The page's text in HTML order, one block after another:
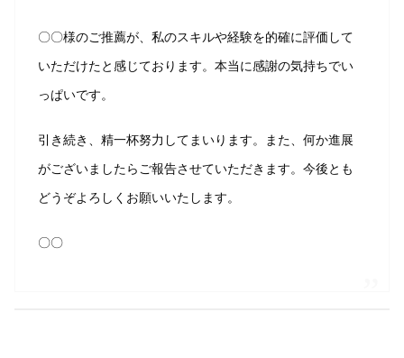
〇〇様のご推薦が、私のスキルや経験を的確に評価して
いただけたと感じております。本当に感謝の気持ちでい
っぱいです。
引き続き、精一杯努力してまいります。また、何か進展
がございましたらご報告させていただきます。今後とも
どうぞよろしくお願いいたします。
〇〇